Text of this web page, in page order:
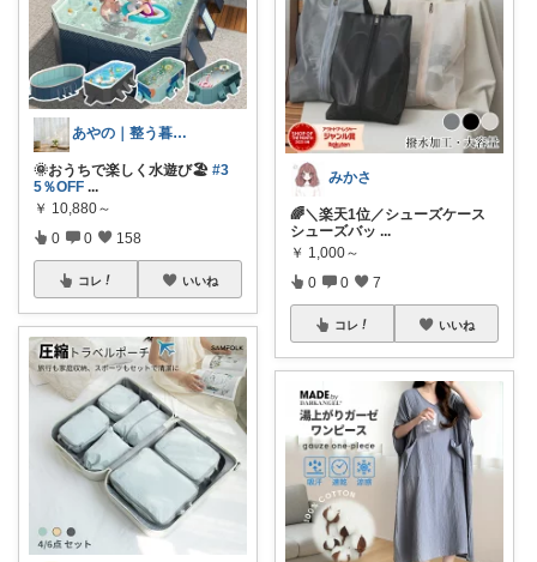
あやの｜整う暮らしROOM
🌞おうちで楽しく水遊び🏖️ #3
5％OFF ...
￥ 10,880～
0 0 158
コレ いいね
みかさ
🌈＼楽天1位／シューズケース
シューズバッ ...
￥ 1,000～
0 0 7
コレ いいね